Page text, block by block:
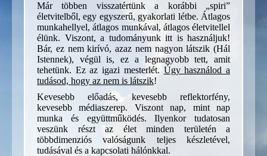
Már többen visszatértünk a korábbi „spiri”
életvitelből, egy egyszerű, gyakorlati létbe. Átlagos
munkahellyel, átlagos munkával, átlagos életvitellel
élünk. Viszont, a tudományunk itt is használjuk!
Bár, ez nem kirívó, azaz nem nagyon látszik (Hál
Istennek), végül is, ez a legnagyobb tett, amit
tehetünk. Ez az igazi mesterlét. Úgy használod a
tudásod, hogy az nem is látszik!
Kevesebb előadás, kevesebb reflektorfény,
kevesebb médiaszerep. Viszont nap, mint nap
munka és együttműködés. Ilyenkor tudatosan
veszünk részt az élet minden területén a
többdimenziós valóságunk teljes készletével,
tudásával és a kapcsolati hálónkkal.